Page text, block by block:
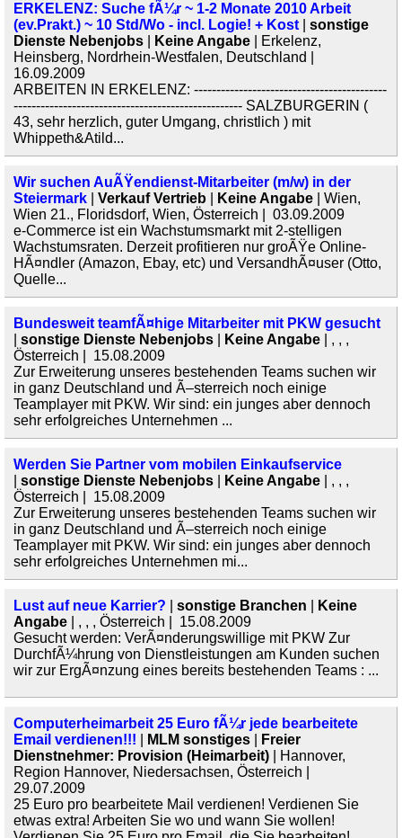
ERKELENZ: Suche fÃ¼r ~ 1-2 Monate 2010 Arbeit
(ev.Prakt.) ~ 10 Std/Wo - incl. Logie! + Kost
sonstige
Dienste Nebenjobs
Keine Angabe | Erkelenz,
Heinsberg, Nordrhein-Westfalen, Deutschland |
16.09.2009
ARBEITEN IN ERKELENZ: -------------------------------------------
--------------------------------------------------- SALZBURGERIN (
43, sehr herzlich, guter Umgang, christlich ) mit
Whippeth&Atild...
Wir suchen AuÃŸendienst-Mitarbeiter (m/w) in der
Steiermark
Verkauf Vertrieb Keine Angabe | Wien,
Wien 21., Floridsdorf, Wien, Österreich | 03.09.2009
e-Commerce ist ein Wachstumsmarkt mit 2-stelligen
Wachstumsraten. Derzeit profitieren nur groÃŸe Online-
HÃ¤ndler (Amazon, Ebay, etc) und VersandhÃ¤user (Otto,
Quelle...
Bundesweit teamfÃ¤hige Mitarbeiter mit PKW gesucht
sonstige Dienste Nebenjobs Keine Angabe | , , ,
Österreich | 15.08.2009
Zur Erweiterung unseres bestehenden Teams suchen wir
in ganz Deutschland und Ã–sterreich noch einige
Teamplayer mit PKW. Wir sind: ein junges aber dennoch
sehr erfolgreiches Unternehmen ...
Werden Sie Partner vom mobilen Einkaufservice
sonstige Dienste Nebenjobs Keine Angabe | , , ,
Österreich | 15.08.2009
Zur Erweiterung unseres bestehenden Teams suchen wir
in ganz Deutschland und Ã–sterreich noch einige
Teamplayer mit PKW. Wir sind: ein junges aber dennoch
sehr erfolgreiches Unternehmen mi...
Lust auf neue Karrier? sonstige Branchen
Keine
Angabe | , , , Österreich | 15.08.2009
Gesucht werden: VerÃ¤nderungswillige mit PKW Zur
DurchfÃ¼hrung von Dienstleistungen am Kunden suchen
wir zur ErgÃ¤nzung eines bereits bestehenden Teams : ...
Computerheimarbeit 25 Euro fÃ¼r jede bearbeitete
Email verdienen!!!
MLM sonstiges
Freier
Dienstnehmer: Provision (Heimarbeit) | Hannover,
Region Hannover, Niedersachsen, Österreich |
29.07.2009
25 Euro pro bearbeitete Mail verdienen! Verdienen Sie
etwas extra! Arbeiten Sie wo und wann Sie wollen!